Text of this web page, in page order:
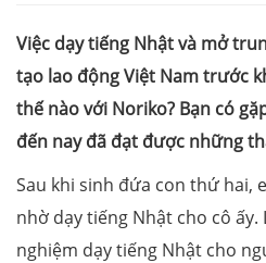
Việc dạy tiếng Nhật và mở
tạo lao động Việt Nam trước
thế nào với Noriko? Bạn có
đến nay đã đạt được những
Sau khi sinh đứa con thứ hai,
nhờ dạy tiếng Nhật cho cô
nghiệm dạy tiếng Nhật cho